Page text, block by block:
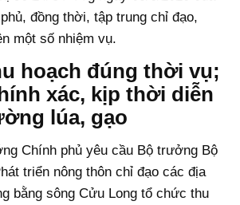
đồng thời, tập trung chỉ đạo,
một số nhiệm vụ.
hoạch đúng thời vụ;
xác, kịp thời diễn
lúa, gạo
Chính phủ yêu cầu Bộ trưởng Bộ
triển nông thôn chỉ đạo các địa
bằng sông Cửu Long tổ chức thu